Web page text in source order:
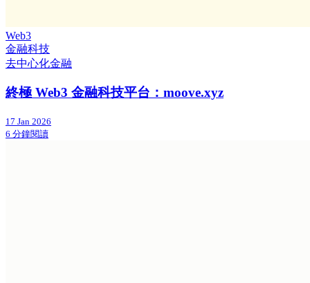
Web3
金融科技
去中心化金融
終極 Web3 金融科技平台：moove.xyz
17 Jan 2026
6 分鐘閱讀